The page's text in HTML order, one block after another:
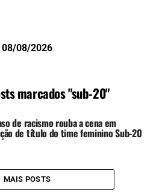
08/08/2026
marcados "sub-20"
de racismo rouba a cena em
de título do time feminino Sub-20
MAIS POSTS